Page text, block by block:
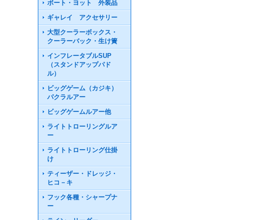
ボート・ヨット 外装品
ギャレイ アクセサリー
大型クーラーボックス・
クーラーバック・生け簀
インフレータブルSUP
（スタンドアップパド
ル）
ビッグゲーム（カジキ）
パクラルアー
ビッグゲームルアー他
ライトトローリングルア
ー
ライトトローリング仕掛
け
ティーザー・ドレッジ・
ヒコ－キ
フック各種・シャープナ
ー